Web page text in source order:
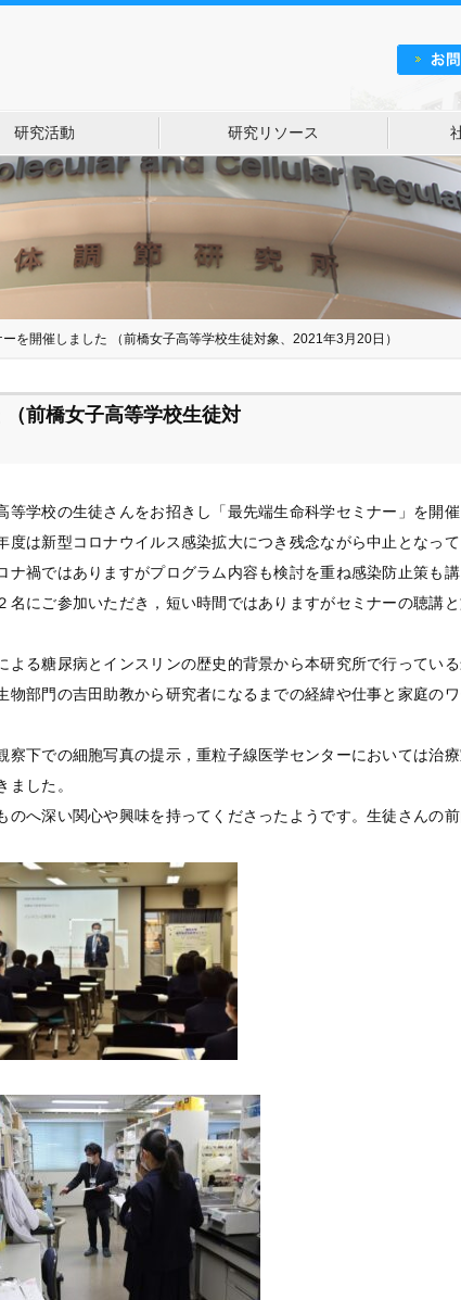
研究活動 研究リソース
を開催しました （前橋女子高等学校生徒対象、2021年3月20日）
前橋女子高等学校生徒対
学校の生徒さんをお招きし「最先端生命科学セミナー」を開
は新型コロナウイルス感染拡大につき残念ながら中止となって
禍ではありますがプログラム内容も検討を重ね感染防止策も
にご参加いただき，短い時間ではありますがセミナーの聴講
る糖尿病とインスリンの歴史的背景から本研究所で行ってい
物部門の吉田助教から研究者になるまでの経緯や仕事と家庭の
察下での細胞写真の提示，重粒子線医学センターにおいては治
した。
へ深い関心や興味を持ってくださったようです。生徒さんの